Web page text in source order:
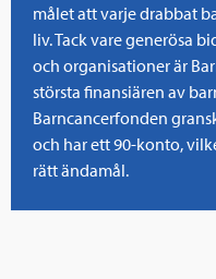
målet att varje drabbat
liv. Tack vare generösa
och organisationer är
största finansiären av
Barncancerfonden
och har ett 90-konto,
rätt ändamål.